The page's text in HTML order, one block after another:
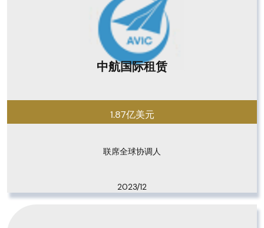
中航国际租赁
1.87亿美元
联席全球协调人
2023/12